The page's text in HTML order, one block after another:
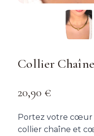
Collier
20,90 €
Portez votre cœur
collier chaîne et